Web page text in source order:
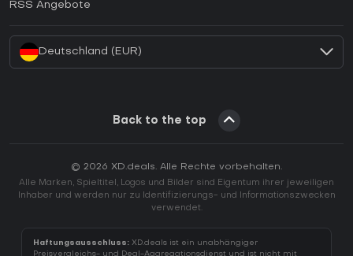
RSS Angebote
Deutschland (EUR)
Back to the top
© 2026 XD.deals. Alle Rechte vorbehalten.
Alle Marken, Spieltitel, Logos und Bilder sind Eigentum ihrer jeweiligen
Inhaber und werden nur zu Identifizierungs- und Informationszwecken
verwendet.
Haftungsausschluss: XD.deals ist ein unabhängiger
Preisvergleichs- und Deal-Aggregationsdienst und ist nicht mit